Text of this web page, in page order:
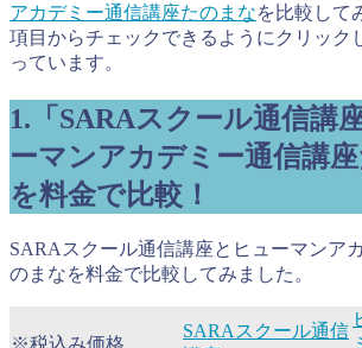
アカデミー通信講座たのまなを比較して
項目からチェックできるようにクリック
っています。
1.「SARAスクール通信講
ーマンアカデミー通信講座
を料金で比較！
SARAスクール通信講座とヒューマンア
のまなを料金で比較してみました。
※税込み価格
SARAスクール通信